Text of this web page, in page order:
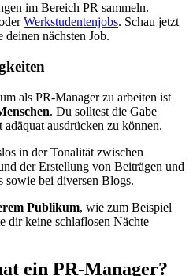
im Bereich PR sammeln.
Werkstudentenjobs. Schau jetzt
nächsten Job.
als PR-Manager zu arbeiten ist
. Du solltest die Gabe
ausdrücken zu können.
in der Tonalität zwischen
der Erstellung von Beiträgen und
sowie bei diversen Blogs.
Publikum, wie zum Beispiel
dir keine schlaflosen Nächte
ein PR-Manager?